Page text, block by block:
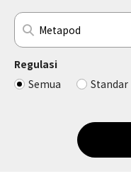
Regulasi
Semua
Standar